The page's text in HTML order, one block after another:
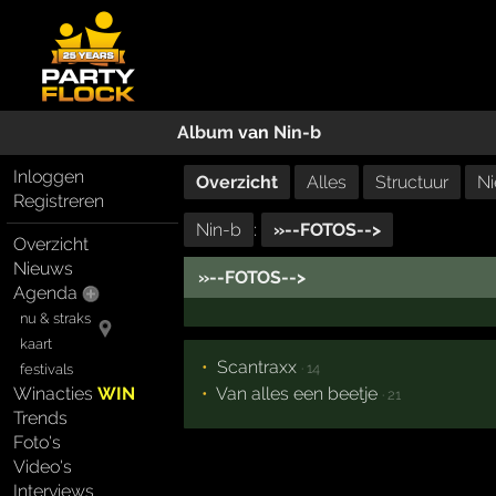
Album van Nin-b
Inloggen
Registreren
Overzicht
Nieuws
Agenda
nu & straks
kaart
festivals
WinactiesWIN
Trends
Foto's
Video's
Interviews
Overzicht Alles Structuur
Nin-b : »--FOTOS-->
»--FOTOS-->
Scantraxx · 14
Van alles een beetje · 21